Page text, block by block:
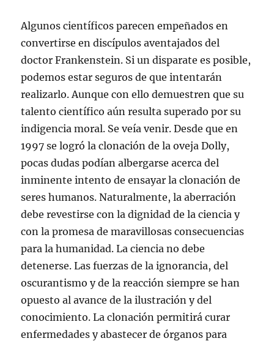
Algunos científicos parecen empeñados en
convertirse en discípulos aventajados del
doctor Frankenstein. Si un disparate es posible,
podemos estar seguros de que intentarán
realizarlo. Aunque con ello demuestren que su
talento científico aún resulta superado por su
indigencia moral. Se veía venir. Desde que en
1997 se logró la clonación de la oveja Dolly,
pocas dudas podían albergarse acerca del
inminente intento de ensayar la clonación de
seres humanos. Naturalmente, la aberración
debe revestirse con la dignidad de la ciencia y
con la promesa de maravillosas consecuencias
para la humanidad. La ciencia no debe
detenerse. Las fuerzas de la ignorancia, del
oscurantismo y de la reacción siempre se han
opuesto al avance de la ilustración y del
conocimiento. La clonación permitirá curar
enfermedades y abastecer de órganos para